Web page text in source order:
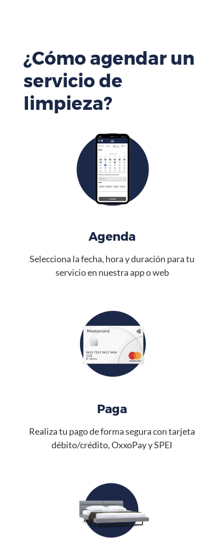
¿Cómo agendar un
servicio de
limpieza?
Agenda
Selecciona la fecha, hora y duración para tu
servicio en nuestra app o web
Paga
Realiza tu pago de forma segura con tarjeta
débito/crédito, OxxoPay y SPEI